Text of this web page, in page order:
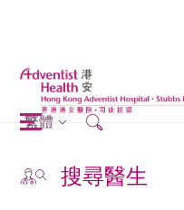
繁體
搜尋醫生